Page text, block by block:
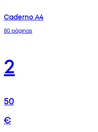
Caderno A4
80 páginas
2
50
€